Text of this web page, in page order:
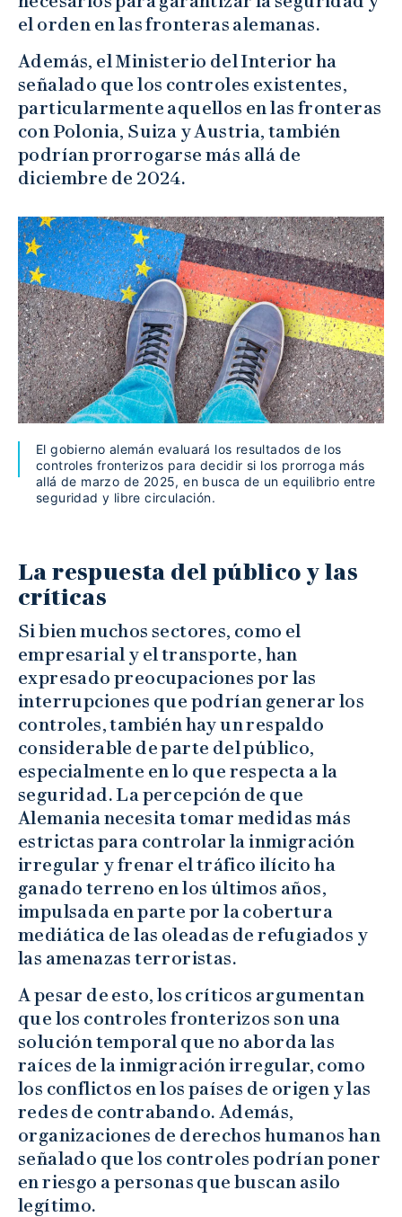
el orden en las fronteras alemanas.
Además, el Ministerio del Interior ha
señalado que los controles existentes,
particularmente aquellos en las fronteras
con Polonia, Suiza y Austria, también
podrían prorrogarse más allá de
diciembre de 2024.
El gobierno alemán evaluará los resultados de los
controles fronterizos para decidir si los prorroga más
allá de marzo de 2025, en busca de un equilibrio entre
seguridad y libre circulación.
La respuesta del público y las
críticas
Si bien muchos sectores, como el
empresarial y el transporte, han
expresado preocupaciones por las
interrupciones que podrían generar los
controles, también hay un respaldo
considerable de parte del público,
especialmente en lo que respecta a la
seguridad. La percepción de que
Alemania necesita tomar medidas más
estrictas para controlar la inmigración
irregular y frenar el tráfico ilícito ha
ganado terreno en los últimos años,
impulsada en parte por la cobertura
mediática de las oleadas de refugiados y
las amenazas terroristas.
A pesar de esto, los críticos argumentan
que los controles fronterizos son una
solución temporal que no aborda las
raíces de la inmigración irregular, como
los conflictos en los países de origen y las
redes de contrabando. Además,
organizaciones de derechos humanos han
señalado que los controles podrían poner
en riesgo a personas que buscan asilo
legítimo.